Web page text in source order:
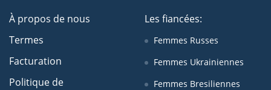
À propos de nous
Termes
Facturation
Politique de
Les fiancées:
Femmes Russes
Femmes Ukrainiennes
Femmes Bresiliennes